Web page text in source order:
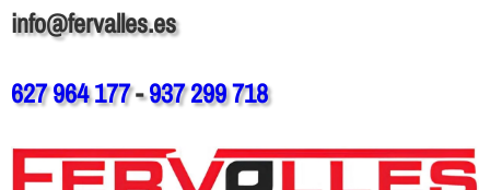
info@fervalles.es
627 964 177-937 299 718